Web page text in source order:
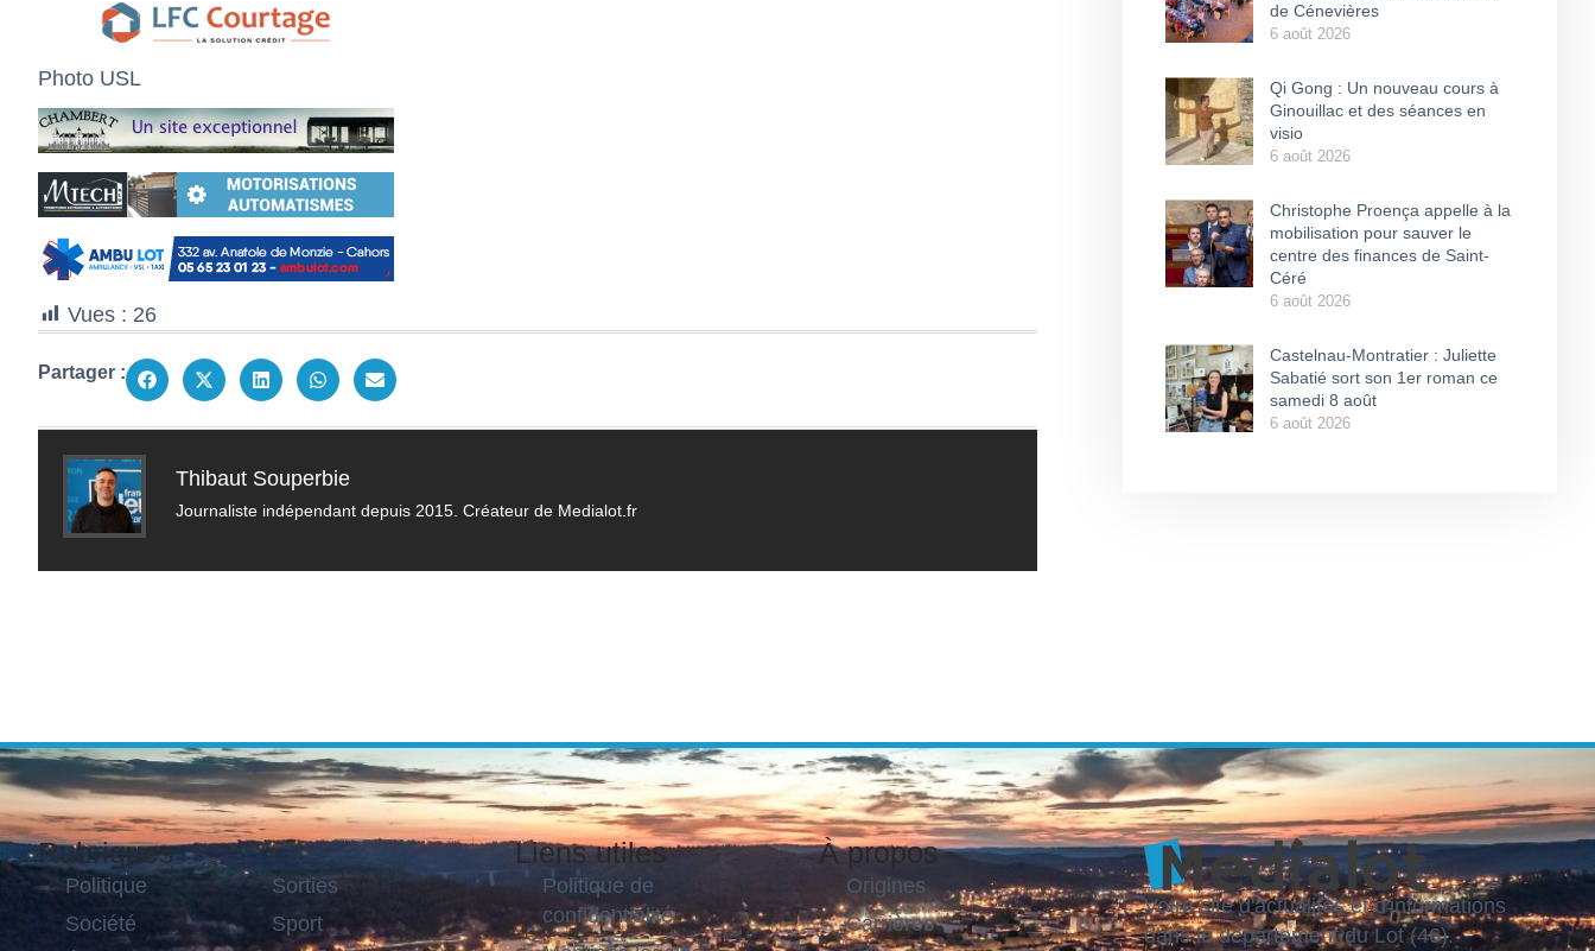
Photo USL
Vues : 26
Partager :
Thibaut Souperbie
Journaliste indépendant depuis 2015. Créateur de Medialot.fr
de Cénevières
6 août 2026
Qi Gong : Un nouveau cours à
Ginouillac et des séances en
visio
6 août 2026
Christophe Proença appelle à la
mobilisation pour sauver le
centre des finances de Saint-
Céré
6 août 2026
Castelnau-Montratier : Juliette
Sabatié sort son 1er roman ce
samedi 8 août
6 août 2026
Rubriques
Politique
Société
Sorties
Sport
Liens utiles
Politique de
confidentialité
À propos
Origines
Carrières
Votre site d'actualités et d'informations
dans le département du Lot (46).